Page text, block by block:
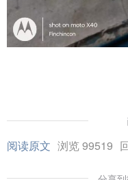
阅读原文 浏览 99519